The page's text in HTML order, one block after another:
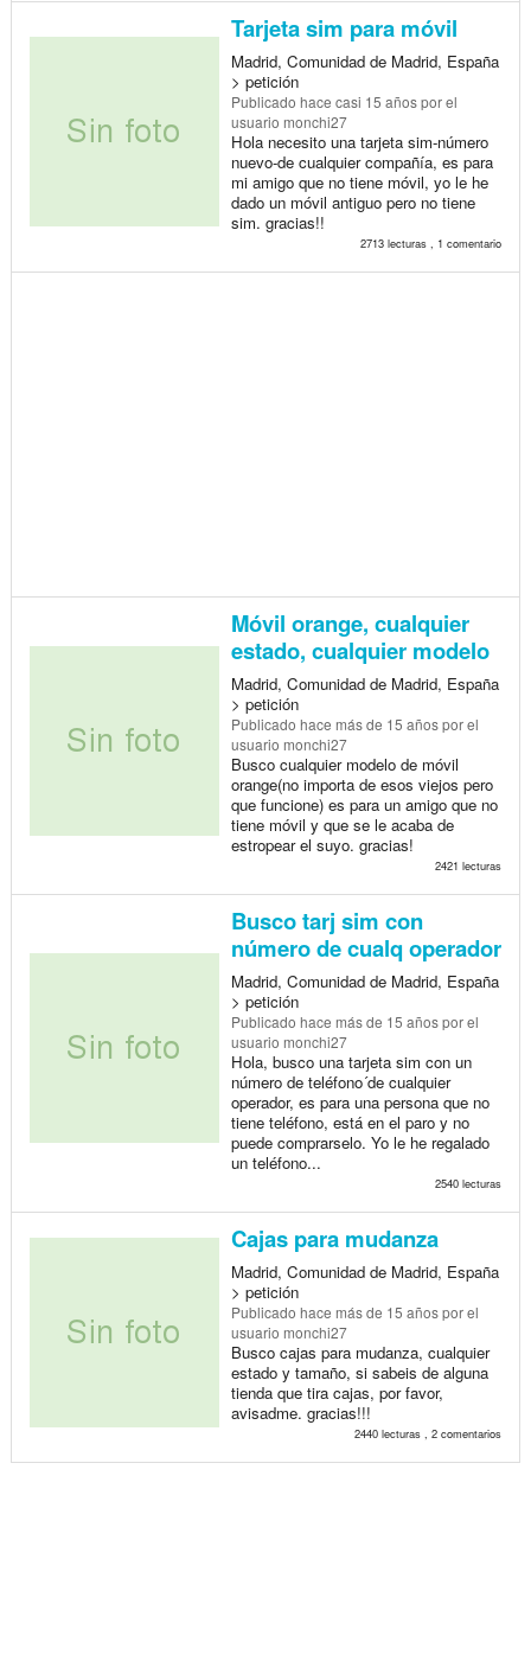
Tarjeta sim para móvil
Madrid, Comunidad de Madrid, España
> petición
Publicado hace casi 15 añospor el
usuario monchi27
Hola necesito una tarjeta sim-número
nuevo-de cualquier compañía, es para
mi amigo que no tiene móvil, yo le he
dado un móvil antiguo pero no tiene
sim. gracias!!
2713 lecturas , 1 comentario
Móvil orange, cualquier
estado, cualquier modelo
Madrid, Comunidad de Madrid, España
> petición
Publicado hace más de 15 añospor el
usuario monchi27
Busco cualquier modelo de móvil
orange(no importa de esos viejos pero
que funcione) es para un amigo que no
tiene móvil y que se le acaba de
estropear el suyo. gracias!
2421 lecturas
Busco tarj sim con
número de cualq operador
Madrid, Comunidad de Madrid, España
> petición
Publicado hace más de 15 añospor el
usuario monchi27
Hola, busco una tarjeta sim con un
número de teléfono´de cualquier
operador, es para una persona que no
tiene teléfono, está en el paro y no
puede comprarselo. Yo le he regalado
un teléfono...
2540 lecturas
Cajas para mudanza
Madrid, Comunidad de Madrid, España
> petición
Publicado hace más de 15 añospor el
usuario monchi27
Busco cajas para mudanza, cualquier
estado y tamaño, si sabeis de alguna
tienda que tira cajas, por favor,
avisadme. gracias!!!
2440 lecturas , 2 comentarios